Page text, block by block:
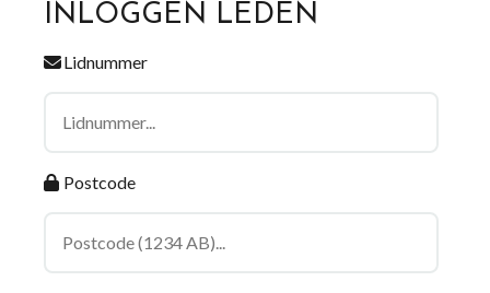
INLOGGEN LEDEN
Lidnummer
Postcode